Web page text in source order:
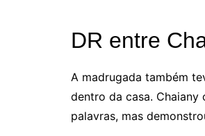
DR entre
A madrugada também
dentro da casa.
palavras, mas